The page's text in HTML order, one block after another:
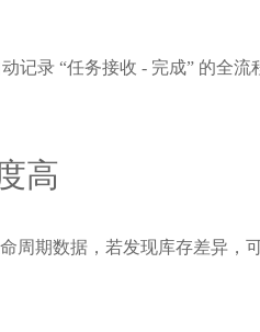
录 “任务接收 - 完成” 的全
高
期数据，若发现库存差异，